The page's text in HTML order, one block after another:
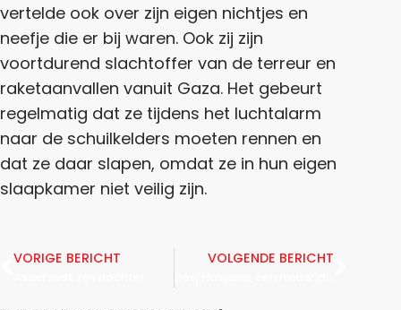
vertelde ook over zijn eigen nichtjes en
neefje die er bij waren. Ook zij zijn
voortdurend slachtoffer van de terreur en
raketaanvallen vanuit Gaza. Het gebeurt
regelmatig dat ze tijdens het luchtalarm
naar de schuilkelders moeten rennen en
dat ze daar slapen, omdat ze in hun eigen
slaapkamer niet veilig zijn.
VORIGE BERICHT VOLGENDE BERICHT